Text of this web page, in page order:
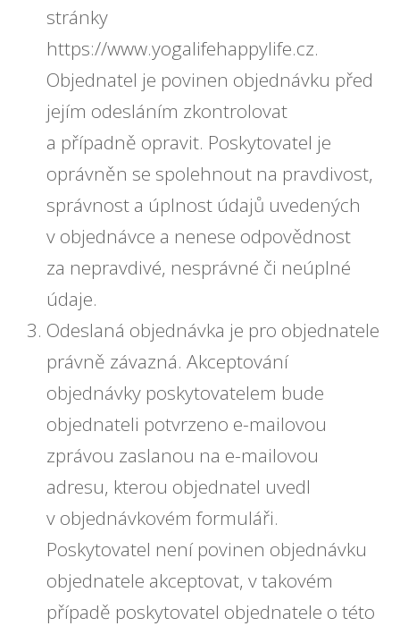
stránky
https://www.yogalifehappylife.cz.
Objednatel je povinen objednávku před
jejím odesláním zkontrolovat
a případně opravit. Poskytovatel je
oprávněn se spolehnout na pravdivost,
správnost a úplnost údajů uvedených
v objednávce a nenese odpovědnost
za nepravdivé, nesprávné či neúplné
údaje.
Odeslaná objednávka je pro objednatele
právně závazná. Akceptování
objednávky poskytovatelem bude
objednateli potvrzeno e-mailovou
zprávou zaslanou na e-mailovou
adresu, kterou objednatel uvedl
v objednávkovém formuláři.
Poskytovatel není povinen objednávku
objednatele akceptovat, v takovém
případě poskytovatel objednatele o této